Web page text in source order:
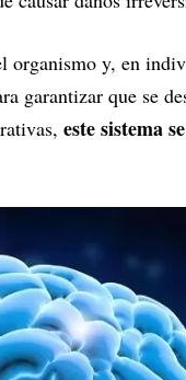
organismo y, en
garantizar que se
este sistema